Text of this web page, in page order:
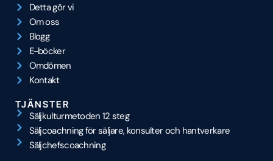
Detta gör vi
Om oss
Blogg
E-böcker
Omdömen
Kontakt
TJÄNSTER
Säljkulturmetoden 12 steg
Säljcoachning för säljare, konsulter och hantverkare
Säljchefscoachning